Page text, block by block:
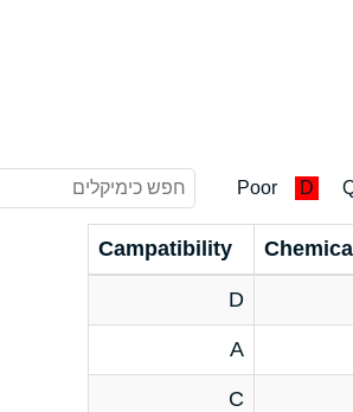
D
Poor
Chemical
Campatibility
D
A
C